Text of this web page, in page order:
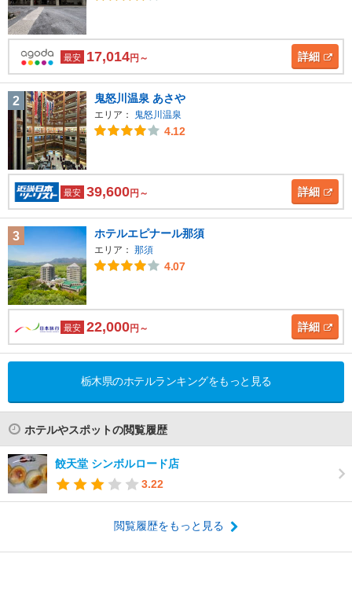
最安 17,014円～ 詳細
2 鬼怒川温泉 あさや
エリア： 鬼怒川温泉
4.12
最安 39,600円～ 詳細
3 ホテルエピナール那須
エリア： 那須
4.07
最安 22,000円～ 詳細
栃木県のホテルランキングをもっと見る
ホテルやスポットの閲覧履歴
餃天堂 シンボルロード店
3.22
閲覧履歴をもっと見る